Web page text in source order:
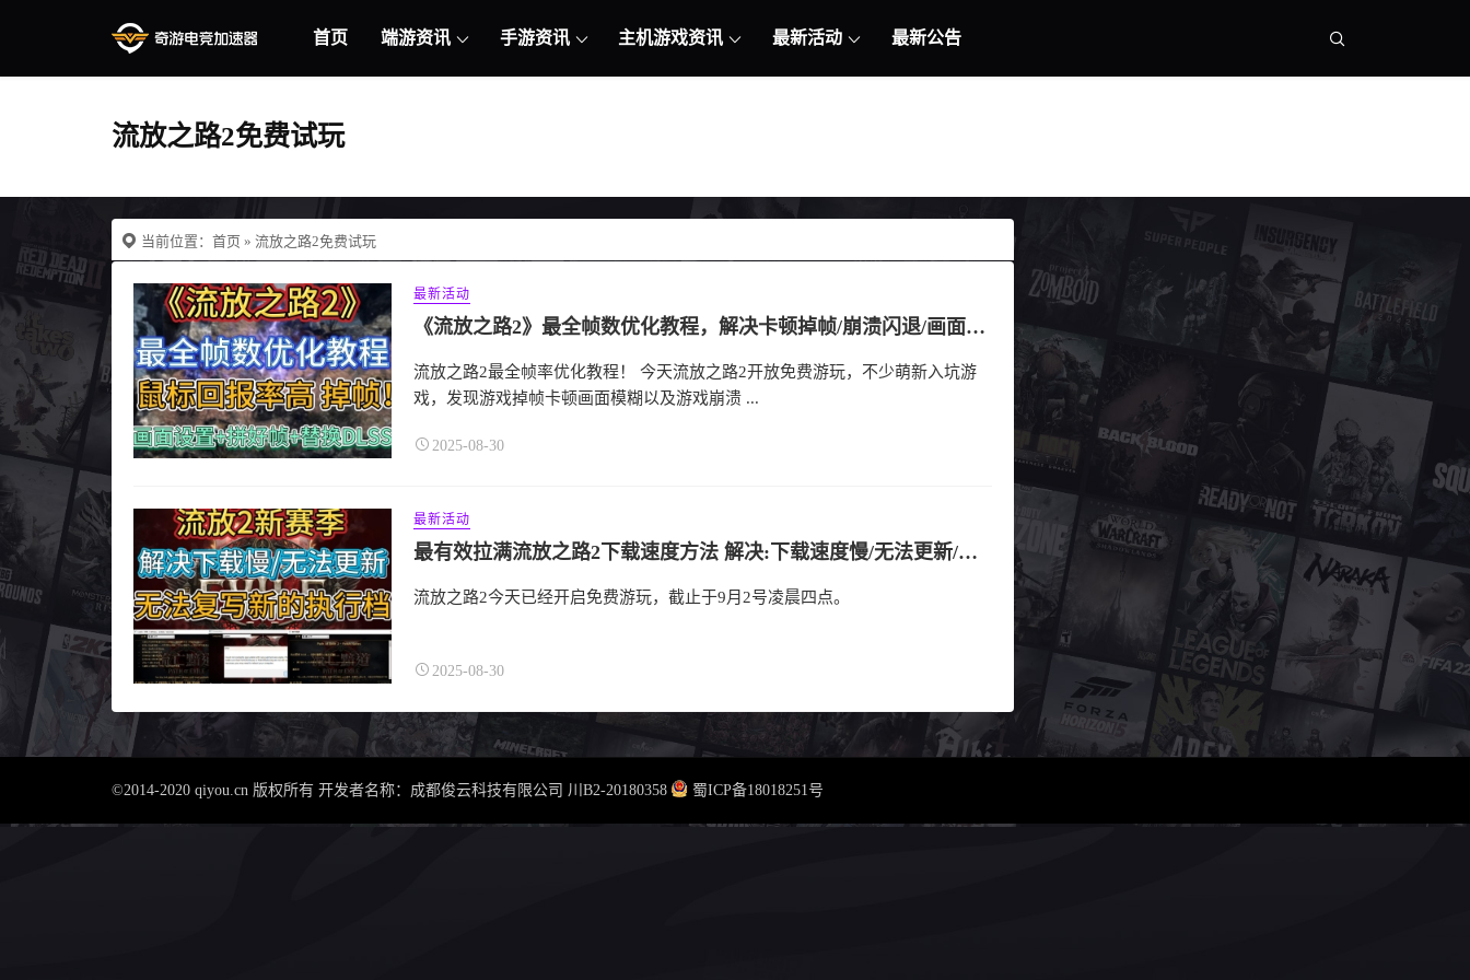
首页 端游资讯 手游资讯 主机游戏资讯 最新活动 最新公告
流放之路2免费试玩
当前位置： 首页 » 流放之路2免费试玩
最新活动
《流放之路2》最全帧数优化教程，解决卡顿掉帧/崩溃闪退/画面模糊/帧数低，鼠标设置+DLSS替换+画面设置+拼好帧+内存优化
流放之路2最全帧率优化教程！ 今天流放之路2开放免费游玩，不少萌新入坑游
戏，发现游戏掉帧卡顿画面模糊以及游戏崩溃 ...
2025-08-30
最新活动
最有效拉满流放之路2下载速度方法 解决:下载速度慢/无法更新/无法复写新的执行档 I 流放2下载慢 I 流放2无法更新
流放之路2今天已经开启免费游玩，截止于9月2号凌晨四点。
2025-08-30
©2014-2020 qiyou.cn 版权所有 开发者名称：成都俊云科技有限公司 川B2-20180358 蜀ICP备18018251号